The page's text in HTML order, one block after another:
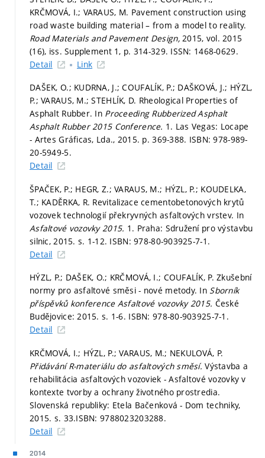
KRČMOVÁ, I.; VARAUS, M. Pavement construction using
road waste building material – from a model to reality.
Road Materials and Pavement Design, 2015, vol. 2015
(16), iss. Supplement 1, p. 314-329. ISSN: 1468-0629.
Detail
Link
DAŠEK, O.; KUDRNA, J.; COUFALÍK, P.; DAŠKOVÁ, J.; HÝZL,
P.; VARAUS, M.; STEHLÍK, D. Rheological Properties of
Asphalt Rubber. In Proceeding Rubberized Asphalt
Asphalt Rubber 2015 Conference. 1. Las Vegas: Locape
- Artes Gráficas, Lda., 2015. p. 369-388. ISBN: 978-989-
20-5949-5.
Detail
ŠPAČEK, P.; HEGR, Z.; VARAUS, M.; HÝZL, P.; KOUDELKA,
T.; KADĚRKA, R. Revitalizace cementobetonových krytů
vozovek technologií překryvných asfaltových vrstev. In
Asfaltové vozovky 2015. 1. Praha: Sdružení pro výstavbu
silnic, 2015. s. 1-12. ISBN: 978-80-903925-7-1.
Detail
HÝZL, P.; DAŠEK, O.; KRČMOVÁ, I.; COUFALÍK, P. Zkušební
normy pro asfaltové směsi - nové metody. In Sborník
příspěvků konference Asfaltové vozovky 2015. České
Budějovice: 2015.s. 1-6. ISBN: 978-80-903925-7-1.
Detail
KRČMOVÁ, I.; HÝZL, P.; VARAUS, M.; NEKULOVÁ, P.
Přidávání R-materiálu do asfaltových směsí.Výstavba a
rehabilitácia asfaltových vozoviek - Asfaltové vozovky v
kontexte tvorby a ochrany životného prostredia.
Slovenská republiky: Etela Bačenková - Dom techniky,
2015. s. 33.ISBN: 9788023203288.
Detail
2014